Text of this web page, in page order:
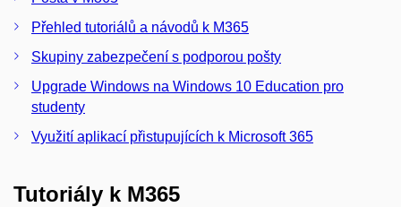
Přehled tutoriálů a návodů k M365
Skupiny zabezpečení s podporou pošty
Upgrade Windows na Windows 10 Education pro
studenty
Využití aplikací přistupujících k Microsoft 365
Tutoriály k M365